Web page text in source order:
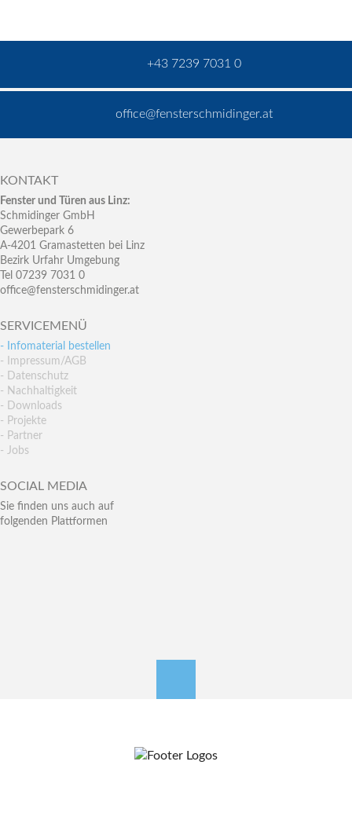
+43 7239 7031 0
office@fensterschmidinger.at
KONTAKT
Fenster und Türen aus Linz:
Schmidinger GmbH
Gewerbepark 6
A-4201 Gramastetten bei Linz
Bezirk Urfahr Umgebung
Tel 07239 7031 0
office@fensterschmidinger.at
SERVICEMENÜ
- Infomaterial bestellen
- Impressum/AGB
- Datenschutz
- Nachhaltigkeit
- Downloads
- Projekte
- Partner
- Jobs
SOCIAL MEDIA
Sie finden uns auch auf
folgenden Plattformen